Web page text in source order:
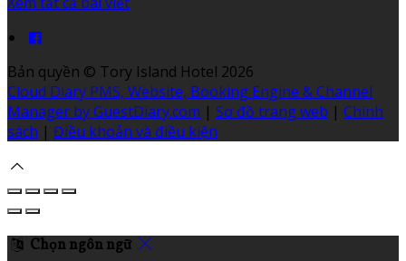
Bản quyền © Tory Island Hotel 2026
Cloud Diary PMS, Website, Booking Engine & Channel
Manager by GuestDiary.com | Sơ đồ trang web | Chính
sách | Điều khoản và điều kiện
Chọn ngôn ngữ